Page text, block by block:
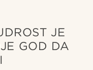
JE
GOD DA